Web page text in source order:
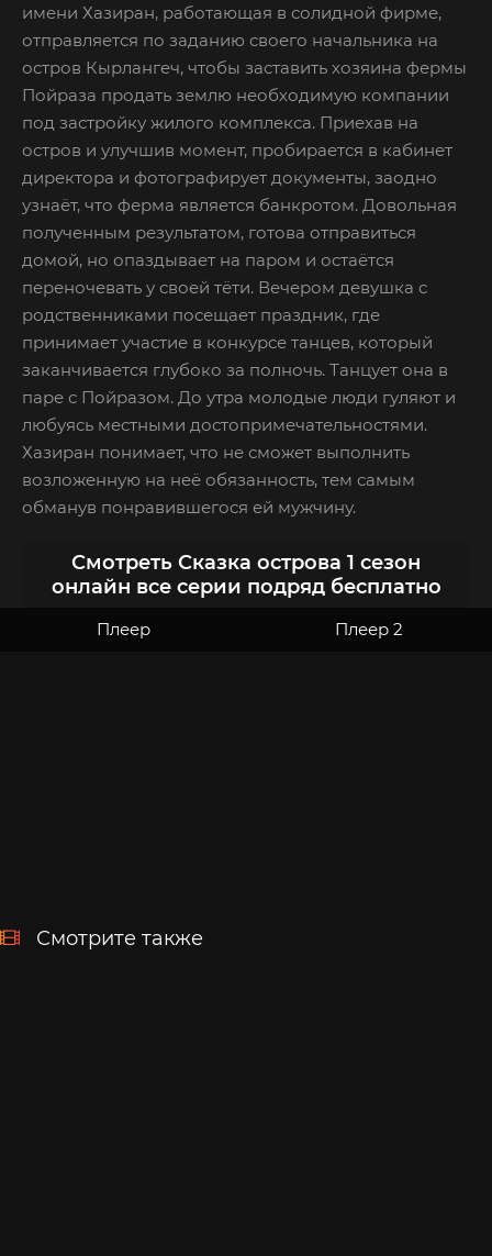
имени Хазиран, работающая в солидной фирме,
отправляется по заданию своего начальника на
остров Кырлангеч, чтобы заставить хозяина фермы
Пойраза продать землю необходимую компании
под застройку жилого комплекса. Приехав на
остров и улучшив момент, пробирается в кабинет
директора и фотографирует документы, заодно
узнаёт, что ферма является банкротом. Довольная
полученным результатом, готова отправиться
домой, но опаздывает на паром и остаётся
переночевать у своей тёти. Вечером девушка с
родственниками посещает праздник, где
принимает участие в конкурсе танцев, который
заканчивается глубоко за полночь. Танцует она в
паре с Пойразом. До утра молодые люди гуляют и
любуясь местными достопримечательностями.
Хазиран понимает, что не сможет выполнить
возложенную на неё обязанность, тем самым
обманув понравившегося ей мужчину.
Смотреть Сказка острова 1 сезон
онлайн все серии подряд бесплатно
Плеер Плеер 2
Смотрите также